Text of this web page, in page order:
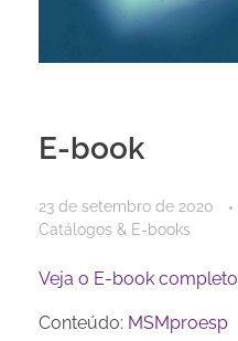
E-book
23 de setembro de 2020
Catálogos & E-books
Veja o E-book completo
Conteúdo: MSMproesp